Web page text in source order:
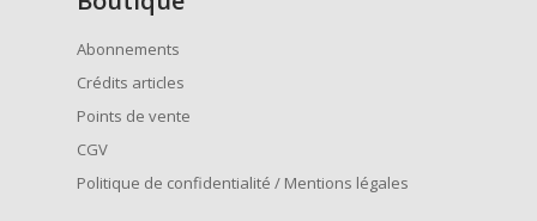
Abonnements
Crédits articles
Points de vente
CGV
Politique de confidentialité / Mentions légales